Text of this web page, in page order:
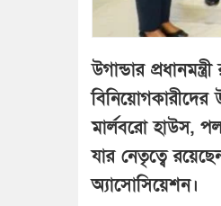
উগান্ডার
মার্লবরো হাউস,
যার নেতৃত্বে
অ্যাসোসিয়েশন।